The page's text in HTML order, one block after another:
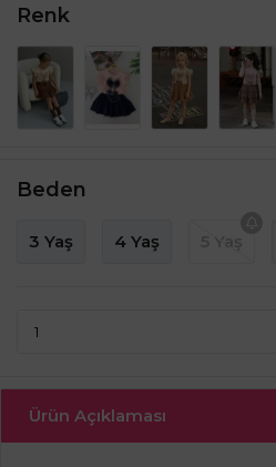
Renk
Beden
3 Yaş 4 Yaş
Ürün Açıklaması